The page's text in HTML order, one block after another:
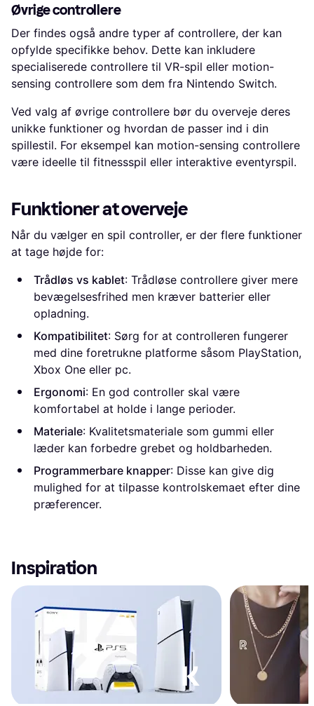
Øvrige controllere
Der findes også andre typer af controllere, der kan
opfylde specifikke behov. Dette kan inkludere
specialiserede controllere til VR-spil eller motion-
sensing controllere som dem fra Nintendo Switch.
Ved valg af øvrige controllere bør du overveje deres
unikke funktioner og hvordan de passer ind i din
spillestil. For eksempel kan motion-sensing controllere
være ideelle til fitnessspil eller interaktive eventyrspil.
Funktioner at overveje
Når du vælger en spil controller, er der flere funktioner
at tage højde for:
Trådløs vs kablet: Trådløse controllere giver mere
bevægelsesfrihed men kræver batterier eller
opladning.
Kompatibilitet: Sørg for at controlleren fungerer
med dine foretrukne platforme såsom PlayStation,
Xbox One eller pc.
Ergonomi: En god controller skal være
komfortabel at holde i lange perioder.
Materiale: Kvalitetsmateriale som gummi eller
læder kan forbedre grebet og holdbarheden.
Programmerbare knapper: Disse kan give dig
mulighed for at tilpasse kontrolskemaet efter dine
præferencer.
Inspiration